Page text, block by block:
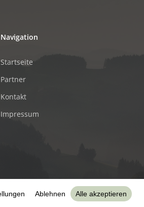
Navigation
Startseite
Partner
Kontakt
Impressum